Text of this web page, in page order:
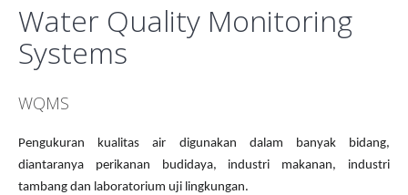
Water Quality Monitoring
Systems
WQMS
Pengukuran kualitas air digunakan dalam banyak bidang,
diantaranya perikanan budidaya, industri makanan, industri
tambang dan laboratorium uji lingkungan.